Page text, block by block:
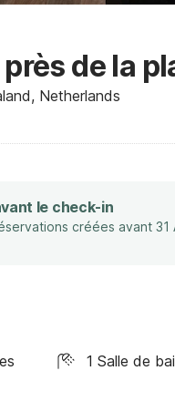
de la
Netherlands
le check-in
créées avant 31
1 Salle de